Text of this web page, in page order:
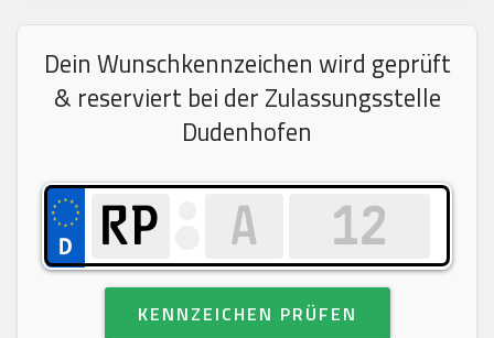
Dein Wunschkennzeichen wird geprüft
& reserviert bei der Zulassungsstelle
Dudenhofen
KENNZEICHEN PRÜFEN